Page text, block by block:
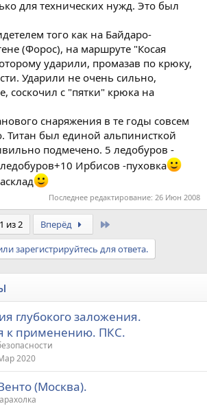
для технических нужд. Это был
того как на Байдаро-
(Форос), на маршруте "Косая
ударили, промазав по крюку,
Ударили не очень сильно,
соскочил с "пятки" крюка на
снаряжения в те годы совсем
Титан был единой альпинисткой
подмечено. 5 ледобуров -
Ирбисов -пуховка
Последнее редактирование: 26 Июн 2008
1 из 2 Вперёд
зарегистрируйтесь для ответа.
глубокого заложения.
к применению. ПКС.
2020
(Москва).